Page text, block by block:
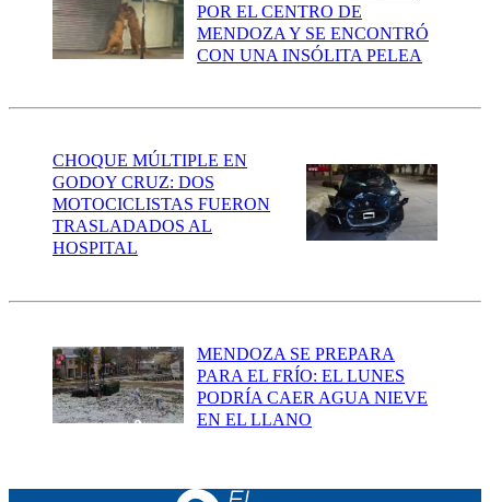
POR EL CENTRO DE
MENDOZA Y SE ENCONTRÓ
CON UNA INSÓLITA PELEA
CHOQUE MÚLTIPLE EN
GODOY CRUZ: DOS
MOTOCICLISTAS FUERON
TRASLADADOS AL
HOSPITAL
MENDOZA SE PREPARA
PARA EL FRÍO: EL LUNES
PODRÍA CAER AGUA NIEVE
EN EL LLANO